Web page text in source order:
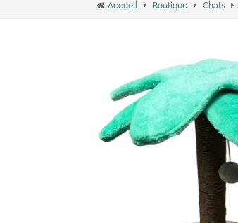
Accueil Boutique Chats